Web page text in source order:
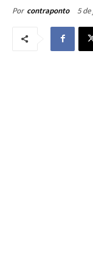
Por contraponto 5 de